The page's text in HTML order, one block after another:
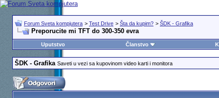
Forum Sveta kompjutera > Test Drive > Šta da kupim? > ŠDK - Grafika
Preporucite mi TFT do 300-350 evra
Uputstvo Članstvo
ŠDK - Grafika Saveti u vezi sa kupovinom video karti i monitora